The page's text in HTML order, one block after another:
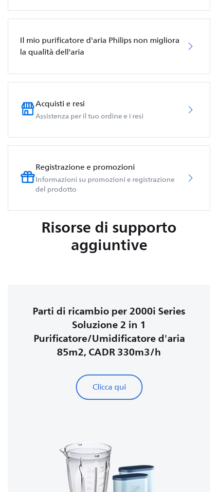
Il mio purificatore d'aria Philips non migliora
la qualità dell'aria
Acquisti e resi
Assistenza per il tuo ordine e i resi
Registrazione e promozioni
Informazioni su promozioni e registrazione
del prodotto
Risorse di supporto
aggiuntive
Parti di ricambio per 2000i Series
Soluzione 2 in 1
Purificatore/Umidificatore d'aria
85m2, CADR 330m3/h
Clicca qui